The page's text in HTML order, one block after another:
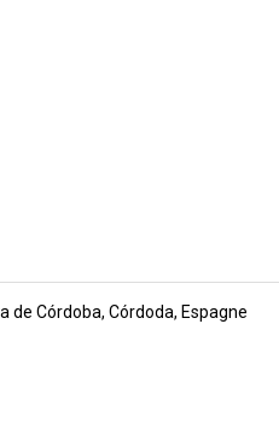
de Córdoba, Córdoda, Espagne